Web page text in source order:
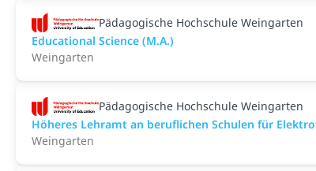
Pädagogische Hochschule Weingarten
Educational Science (M.A.)
Weingarten
Pädagogische Hochschule Weingarten
Höheres Lehramt an beruflichen Schulen für
Weingarten